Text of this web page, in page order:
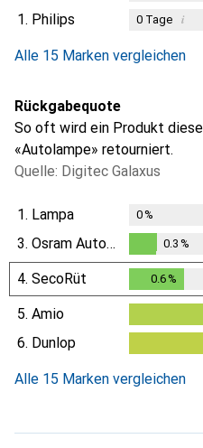
1. Philips 0Tage i
Alle 15 Marken vergleichen
Rückgabequote
So oft wird ein Produkt
«Autolampe» retourniert.
Quelle: Digitec Galaxus
1. Lampa 0%
3. Osram Automotive
0.3%
0.3 %
4. SecoRüt 0.6%
5. Amio
6. Dunlop
Alle 15 Marken vergleichen